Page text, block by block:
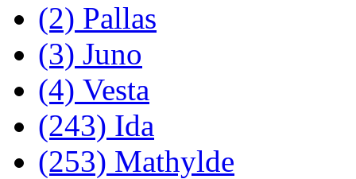
(2) Pallas
(3) Juno
(4) Vesta
(243) Ida
(253) Mathylde